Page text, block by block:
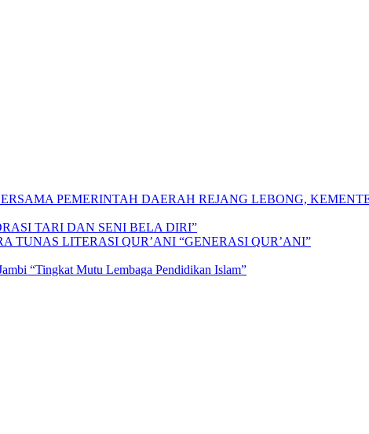
PEMERINTAH DAERAH REJANG LEBONG,
TARI DAN SENI BELA DIRI”
TUNAS LITERASI QUR’ANI “GENERASI QUR’ANI”
“Tingkat Mutu Lembaga Pendidikan Islam”